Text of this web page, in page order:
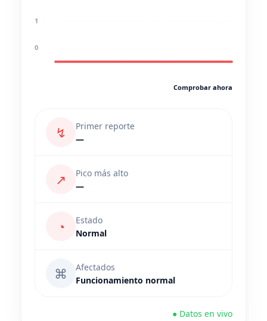
1
0
Comprobar ahora
↯
Primer reporte
—
↗
Pico más alto
—
◔
Estado
Normal
⌘
Afectados
Funcionamiento normal
● Datos en vivo